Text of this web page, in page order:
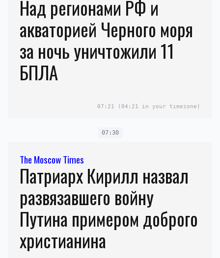
Над регионами РФ и
акваторией Черного моря
за ночь уничтожили 11
БПЛА
07:21 (04:21 in your timezone)
07:30
The Moscow Times
Патриарх Кирилл назвал
развязавшего войну
Путина примером доброго
христианина